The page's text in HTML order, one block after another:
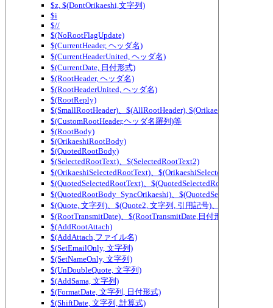
$z, $(DontOrikaeshi,文字列)
$i
$//
$(NoRootFlagUpdate)
$(CurrentHeader, ヘッダ名)
$(CurrentHeaderUnited, ヘッダ名)
$(CurrentDate, 日付形式)
$(RootHeader, ヘッダ名)
$(RootHeaderUnited, ヘッダ名)
$(RootReply)
$(SmallRootHeader)、$(AllRootHeader),
$(CustomRootHeader,ヘッダ名羅列)等
$(RootBody)
$(OrikaeshiRootBody)
$(QuotedRootBody)
$(SelectedRootText)、$(SelectedRootText2)
$(OrikaeshiSelectedRootText)、$(OrikaeshiSelectedRootText2)
$(QuotedSelectedRootText)、$(QuotedSelectedRootText2)
$(QuotedRootBody_SyncOrikaeshi)、
$(Quote, 文字列)、$(Quote2, 文字列, 引用記号)、$(QuoteWidth,
$(RootTransmitDate)、$(RootTransmitDate,日付形式)
$(AddRootAttach)
$(AddAttach,ファイル名)
$(SetEmailOnly, 文字列)
$(SetNameOnly, 文字列)
$(UnDoubleQuote, 文字列)
$(AddSama, 文字列)
$(FormatDate, 文字列, 日付形式)
$(ShiftDate, 文字列, 計算式)